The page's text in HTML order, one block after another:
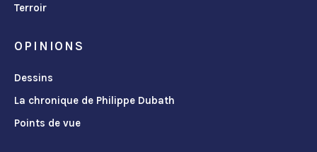
Terroir
OPINIONS
Dessins
La chronique de Philippe Dubath
Points de vue